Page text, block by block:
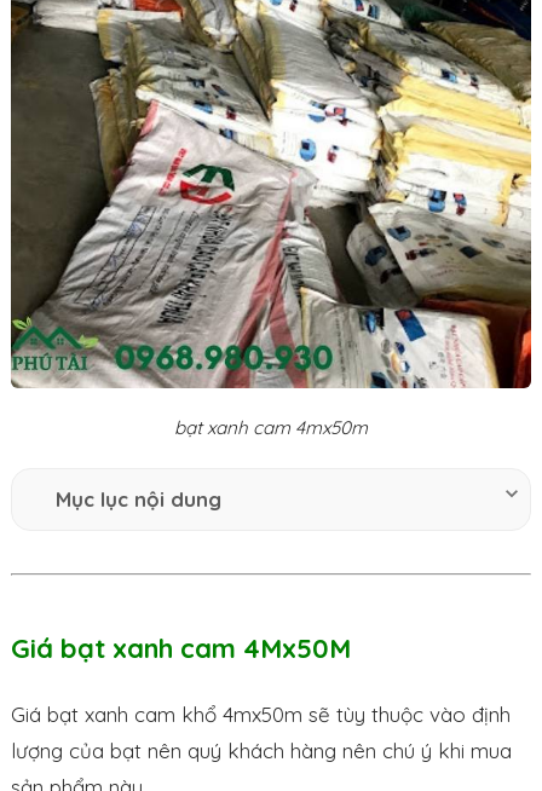
bạt xanh cam 4mx50m
Mục lục nội dung
Giá bạt xanh cam 4Mx50M
Giá bạt xanh cam khổ 4mx50m sẽ tùy thuộc vào định
lượng của bạt nên quý khách hàng nên chú ý khi mua